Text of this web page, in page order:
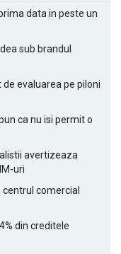
data in peste un
sub brandul
evaluarea pe piloni
ca nu isi permit o
avertizeaza
uri
centrul comercial
din creditele